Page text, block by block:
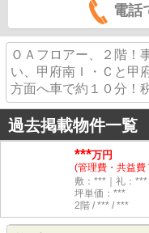
電話
ＯＡフロアー、２階！
い、甲府南Ｉ・Ｃと
方面へ車で約１０分！
過去掲載物件一覧
***万円
(管理費・共益費
敷：***｜礼：***
坪単価：***
2階 / *** / ***